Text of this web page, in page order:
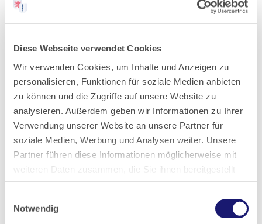
Diese Webseite verwendet Cookies
Wir verwenden Cookies, um Inhalte und Anzeigen zu
personalisieren, Funktionen für soziale Medien anbieten
zu können und die Zugriffe auf unsere Website zu
analysieren. Außerdem geben wir Informationen zu Ihrer
Verwendung unserer Website an unsere Partner für
soziale Medien, Werbung und Analysen weiter. Unsere
Partner führen diese Informationen möglicherweise mit
weiteren Daten zusammen, die Sie ihnen bereitgestellt
haben oder die sie im Rahmen Ihrer Nutzung der Dienste
Notwendig
www.heilberufehessen.de
Hessen, Kassenzahnärztliche Vereinigung
Hessen,Landeszahnärztekammer Hessen,
Landesapothekerkammer Hessen, Landeskammer für
Psychologische Psychotherapeuten und Kinder- und
Jugendlichenpsychotherapeuten Hessen,
Landestierärztekammer Hessen.
Pressemitteilung als PDF-Datei zum Herunterladen
Stellvertretend für die beteiligten heilberuflichen